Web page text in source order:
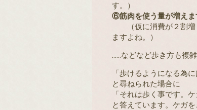
す。）
⑥筋肉を使う量が増えま
（仮に消費が２割増
ますよね。）
……などなど歩き方も複
「歩けるようになる為
と尋ねられた場合に
「それは歩く事です。
と答えています。ケガ